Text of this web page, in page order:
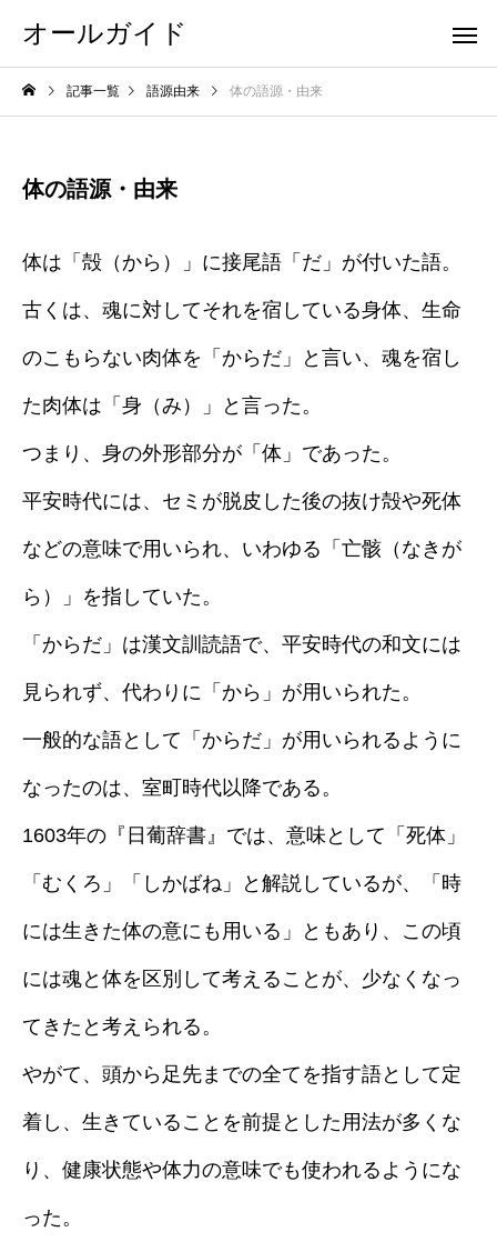
オールガイド
記事一覧 語源由来 体の語源・由来
体の語源・由来
体は「殻（から）」に接尾語「だ」が付いた語。
古くは、魂に対してそれを宿している身体、生命
のこもらない肉体を「からだ」と言い、魂を宿し
た肉体は「身（み）」と言った。
つまり、身の外形部分が「体」であった。
平安時代には、セミが脱皮した後の抜け殻や死体
などの意味で用いられ、いわゆる「亡骸（なきが
ら）」を指していた。
「からだ」は漢文訓読語で、平安時代の和文には
見られず、代わりに「から」が用いられた。
一般的な語として「からだ」が用いられるように
なったのは、室町時代以降である。
1603年の『日葡辞書』では、意味として「死体」
「むくろ」「しかばね」と解説しているが、「時
には生きた体の意にも用いる」ともあり、この頃
には魂と体を区別して考えることが、少なくなっ
てきたと考えられる。
やがて、頭から足先までの全てを指す語として定
着し、生きていることを前提とした用法が多くな
り、健康状態や体力の意味でも使われるようにな
った。